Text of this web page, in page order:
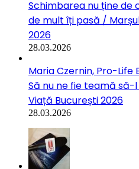
Schimbarea nu ține de
de mult îți pasă /
2026
28.03.2026
Maria Czernin, Pro-Life
Să nu ne fie teamă
Viață București 2026
28.03.2026